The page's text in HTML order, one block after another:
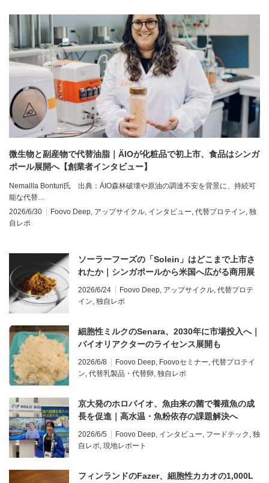
微生物と副産物で代替油脂｜ÄIOが化粧品で初上市、食品はシンガ
ポール展開へ【創業者インタビュー】
Nemailla Bonturi氏 出典：ÄIO森林破壊や原油の調達不安を背景に、持続可
能な代替…
2026/6/30
Foovo Deep, アップサイクル, インタビュー, 代替プロテイン, 独
自レポ
ソーラーフーズの「Solein」はどこまで上市さ
れたか｜シンガポールから米国へ広がる商用展
開を整理
2026/6/24 Foovo Deep, アップサイクル, 代替プロテ
イン, 独自レポ
細胞性ミルクのSenara、2030年に市場投入へ｜
バイオリアクターのライセンス展開も
2026/6/8 Foovo Deep, Foovoセミナー, 代替プロテイ
ン, 代替乳製品・代替卵, 独自レポ
京大発のホロバイオ、魚由来の菌で養殖魚の成
長を促進｜高水温・魚粉依存の課題解決へ
2026/6/5 Foovo Deep, インタビュー, フードテック , 独
自レポ, 現地レポート
フィンランドのFazer、細胞性カカオの1,000L